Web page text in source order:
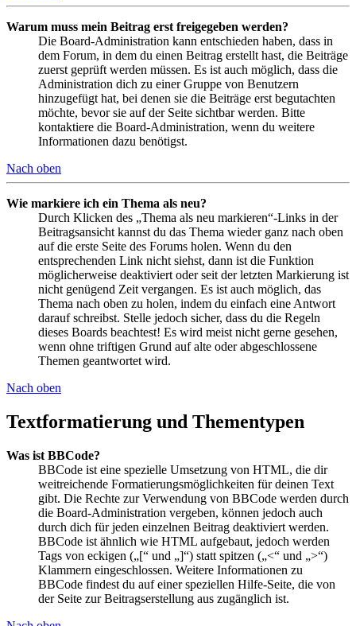
Warum muss mein Beitrag erst freigegeben werden?
Die Board-Administration kann entschieden haben, dass in
dem Forum, in dem du einen Beitrag erstellt hast, die Beiträge
zuerst geprüft werden müssen. Es ist auch möglich, dass die
Administration dich zu einer Gruppe von Benutzern
hinzugefügt hat, bei denen sie die Beiträge erst begutachten
möchte, bevor sie auf der Seite sichtbar werden. Bitte
kontaktiere die Board-Administration, wenn du weitere
Informationen dazu benötigst.
Nach oben
Wie markiere ich ein Thema als neu?
Durch Klicken des „Thema als neu markieren“-Links in der
Beitragsansicht kannst du das Thema wieder ganz nach oben
auf die erste Seite des Forums holen. Wenn du den
entsprechenden Link nicht siehst, dann ist die Funktion
möglicherweise deaktiviert oder seit der letzten Markierung ist
nicht genügend Zeit vergangen. Es ist auch möglich, das
Thema nach oben zu holen, indem du einfach eine Antwort
darauf schreibst. Stelle jedoch sicher, dass du die Regeln
dieses Boards beachtest! Es wird meist nicht gerne gesehen,
wenn ohne triftigen Grund auf alte oder abgeschlossene
Themen geantwortet wird.
Nach oben
Textformatierung und Thementypen
Was ist BBCode?
BBCode ist eine spezielle Umsetzung von HTML, die dir
weitreichende Formatierungsmöglichkeiten für deinen Text
gibt. Die Rechte zur Verwendung von BBCode werden durch
die Board-Administration vergeben, können jedoch auch
durch dich für jeden einzelnen Beitrag deaktiviert werden.
BBCode ist ähnlich wie HTML aufgebaut, jedoch werden
Tags von eckigen („[“ und „]“) statt spitzen („<“ und „>“)
Klammern eingeschlossen. Weitere Informationen zu
BBCode findest du auf einer speziellen Hilfe-Seite, die von
der Seite zur Beitragserstellung aus zugänglich ist.